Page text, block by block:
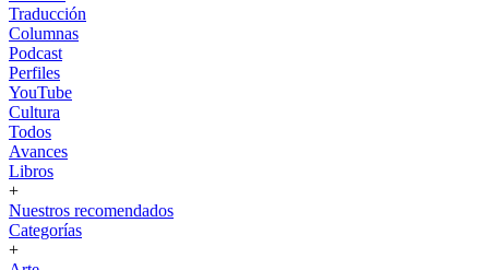
Traducción
Columnas
Podcast
Perfiles
YouTube
Cultura
Todos
Avances
Libros
+
Nuestros recomendados
Categorías
+